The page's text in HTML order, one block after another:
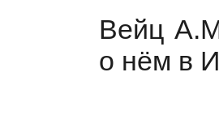
Вейц
о нём в